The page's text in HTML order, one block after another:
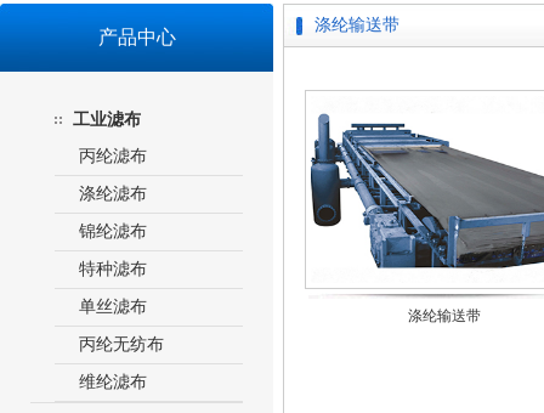
产品中心
工业滤布
丙纶滤布
涤纶滤布
锦纶滤布
特种滤布
单丝滤布
丙纶无纺布
维纶滤布
涤纶输送带
涤纶输送带